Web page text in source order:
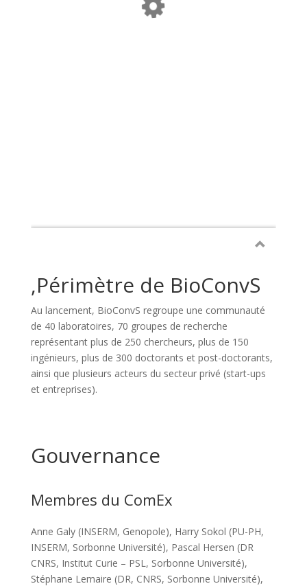
,Périmètre de BioConvS
Au lancement, BioConvS regroupe une communauté
de 40 laboratoires, 70 groupes de recherche
représentant plus de 250 chercheurs, plus de 150
ingénieurs, plus de 300 doctorants et post-doctorants,
ainsi que plusieurs acteurs du secteur privé (start-ups
et entreprises).
Gouvernance
Membres du ComEx
Anne Galy (INSERM, Genopole), Harry Sokol (PU-PH,
INSERM, Sorbonne Université), Pascal Hersen (DR
CNRS, Institut Curie – PSL, Sorbonne Université),
Stéphane Lemaire (DR, CNRS, Sorbonne Université),